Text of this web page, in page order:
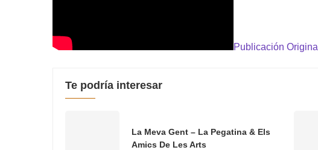
Publicación Original
Te podría interesar
La Meva Gent – La Pegatina & Els
Amics De Les Arts